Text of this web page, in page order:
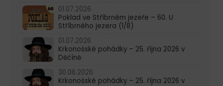
01.07.2026
Poklad ve Stříbrném jezeře – 60. U
Stříbrného jezera (1/8)
01.07.2026
Krkonošské pohádky – 25. října 2026 v
Děčíně
30.06.2026
Krkonošské pohádky – 25. října 2026 v